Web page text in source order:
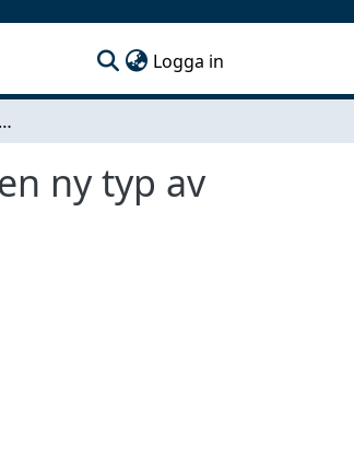
Logga in
VASAKYRKANS SALUHALL - att transformera en kyrka till en ny typ av mötesplats
ny typ av